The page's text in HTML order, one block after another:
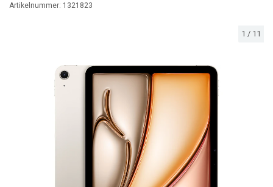
1 / 11
Artikelnummer: 1321823